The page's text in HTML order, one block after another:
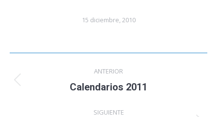
15 diciembre, 2010
entre
publicaciones
ANTERIOR
Publicación
Calendarios 2011
SIGUIENTE